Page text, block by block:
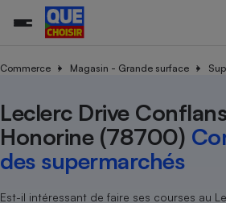
Commerce Magasin - Grande surface
Leclerc Drive
Honorine (78700)
des supermarchés
Est-il intéressant de faire ses courses au
Toutes les actualités
Enquêtes
Guides d'achat
Tous les services
Tous nos combats
Nos actions
Nos grandes victoires
L’association
Nos missions
Notre méthodologie